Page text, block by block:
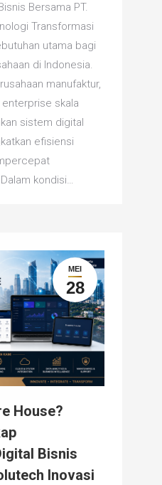
Bersama PT.
Transformasi
utama bagi
di Indonesia.
manufaktur,
skala
sistem digital
efisiensi
kondisi…
MEI
28
House?
Bisnis
Inovasi